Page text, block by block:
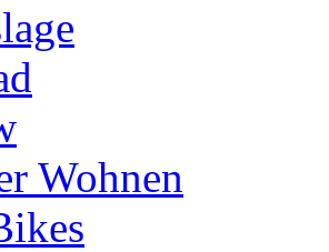
Wohnen